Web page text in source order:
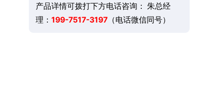
产品详情可拨打下方电话咨询： 朱总经
理： 199-7517-3197（电话微信同号）